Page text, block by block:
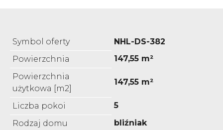
Symbol oferty
NHL-DS-382
Powierzchnia
147,55 m²
Powierzchnia
użytkowa [m2]
147,55 m²
Liczba pokoi
5
Rodzaj domu
bliźniak